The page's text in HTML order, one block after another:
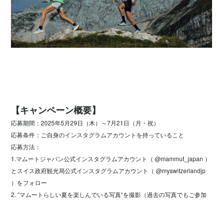
【キャンペーン概要】
応募期間：2025年5月29日（木）～7月21日（月・祝）
応募条件：ご自身のインスタグラムアカウントを持っていること
応募方法：
1.マムートジャパン公式インスタグラムアカウント（ @mammut_japan ）
とスイス政府観光局公式インスタグラムアカウント（ @myswitzerlandjp
）をフォロー
2. ”マムートらしい夏を楽しんでいる写真“を撮影（過去の写真でもご参加